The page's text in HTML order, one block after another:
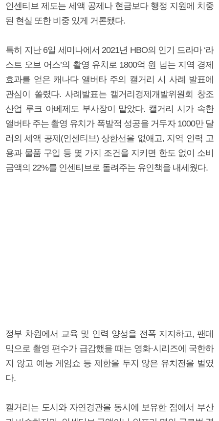
인센티브 제도는 세액 공제나 현금보다 행정 지원에 치중
된 현실 또한 비중 있게 거론됐다.
특히 지난 6일 세미나에서 2021년 HBO의 인기 드라마 ‘라
스트 오브 어스’의 촬영 유치로 1800억 원 넘는 지역 경제
효과를 얻은 캐나다 앨버타 주의 캘거리 시 사례 발표에
관심이 쏠렸다. 사례발표는 캘거리경제개발위원회 창조
산업 루크 아베제도 부사장이 맡았다. 캘거리 시가 속한
앨버타 주는 촬영 유치가 폭발적 성공을 거두자 1000만 달
러의 세액 공제(인센티브) 상한선을 없애고, 지역 인력 고
용과 물품 구입 등 몇 가지 조건을 지키면 한도 없이 소비
금액의 22%를 인센티브로 돌려주는 유인책을 내세웠다.
정부 차원에서 교육 및 인력 양성을 전폭 지지하고, 팬데
믹으로 촬영 편수가 급감했을 때는 영화·시리즈에 국한하
지 않고 예능 게임쇼 등 제한을 두지 않은 유치전을 벌였
다.
캘거리는 도시와 자연경관을 동시에 보유한 점에서 부산